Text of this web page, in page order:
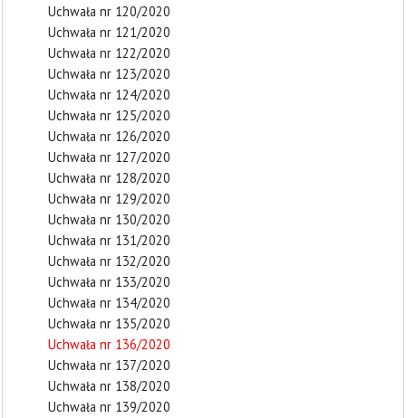
Uchwała nr 120/2020
Uchwała nr 121/2020
Uchwała nr 122/2020
Uchwała nr 123/2020
Uchwała nr 124/2020
Uchwała nr 125/2020
Uchwała nr 126/2020
Uchwała nr 127/2020
Uchwała nr 128/2020
Uchwała nr 129/2020
Uchwała nr 130/2020
Uchwała nr 131/2020
Uchwała nr 132/2020
Uchwała nr 133/2020
Uchwała nr 134/2020
Uchwała nr 135/2020
Uchwała nr 136/2020
Uchwała nr 137/2020
Uchwała nr 138/2020
Uchwała nr 139/2020